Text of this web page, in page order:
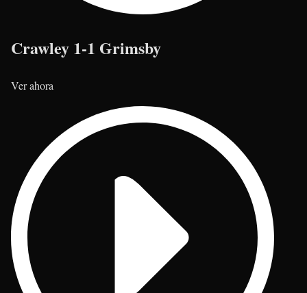
Crawley 1-1 Grimsby
Ver ahora